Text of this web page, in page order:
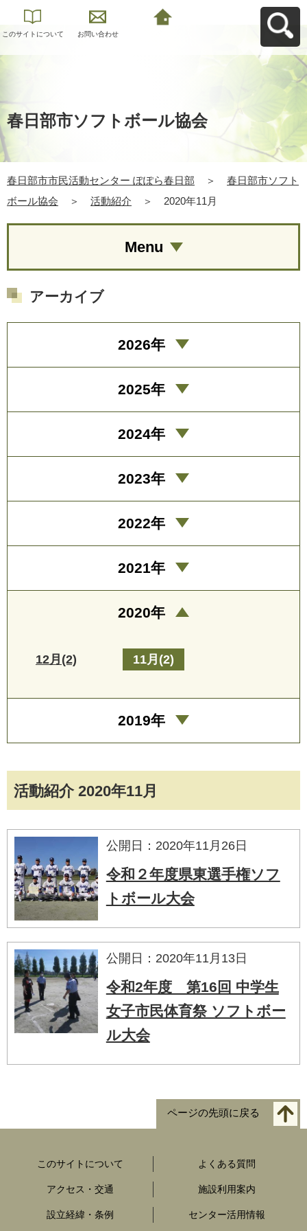
このサイトについて お問い合わせ
春日部市ソフトボール協会
春日部市市民活動センター ぽぽら春日部 ＞
春日部市ソフト
ボール協会
＞ 活動紹介 ＞ 2020年11月
活動紹介 2020年11月
公開日：2020年11月26日
令和２年度県東選手権ソフ
トボール大会
公開日：2020年11月13日
令和2年度 第16回 中学生
女子市民体育祭 ソフトボー
ル大会
Menu
アーカイブ
2026年
2025年
2024年
2023年
2022年
2021年
2020年
12月(2) 11月(2)
2019年
ページの先頭に戻る
このサイトについて よくある質問
アクセス・交通 施設利用案内
設立経緯・条例 センター活用情報